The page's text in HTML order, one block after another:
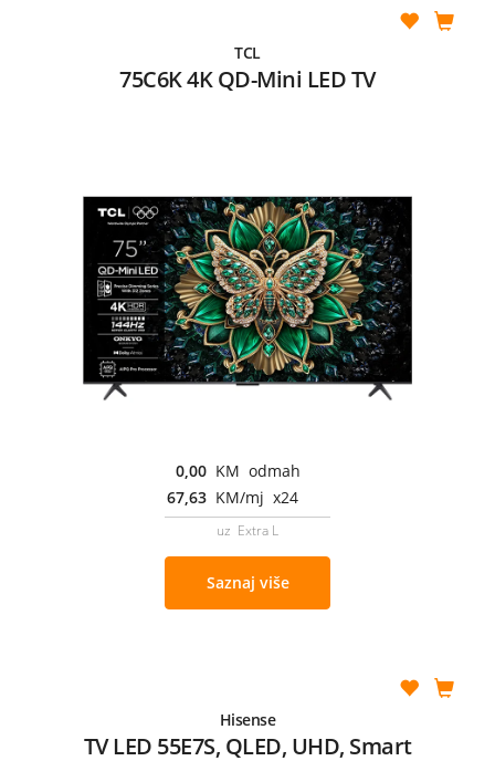
TCL
75C6K 4K QD-Mini LED TV
0,00 KM odmah
67,63 KM/mj x24
uz Extra L
Saznaj više
Hisense
TV LED 55E7S, QLED, UHD, Smart